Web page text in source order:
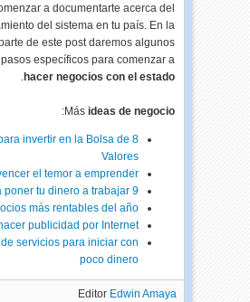
a documentarte acerca del
del sistema en tu país. En la
de este post daremos algunos
específicos para comenzar a
hacer negocios con el estado
Más ideas de negocio
:
para invertir en la Bolsa de
Valores
el temor a emprender
9 Máquinas para poner tu dinero a trabajar
más rentables del año
publicidad por Internet
servicios para iniciar con
poco dinero
Editor Edwin Amaya